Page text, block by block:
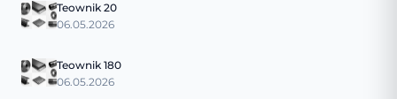
Teownik 20
06.05.2026
Teownik 180
06.05.2026